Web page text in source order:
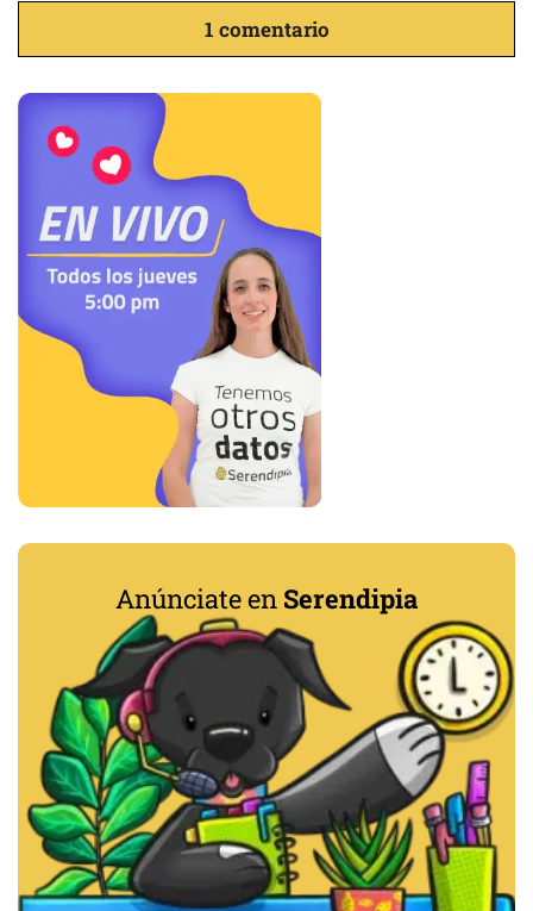
1 comentario
Anúnciate en Serendipia